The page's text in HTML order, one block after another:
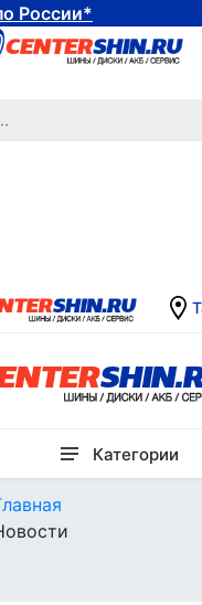
России*
Категории